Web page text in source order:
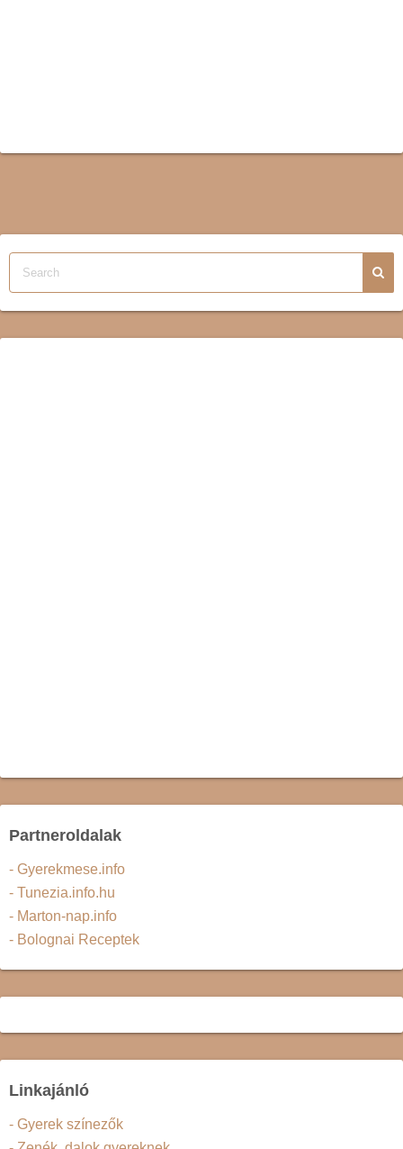
Partneroldalak
- Gyerekmese.info
- Tunezia.info.hu
- Marton-nap.info
- Bolognai Receptek
Linkajánló
- Gyerek színezők